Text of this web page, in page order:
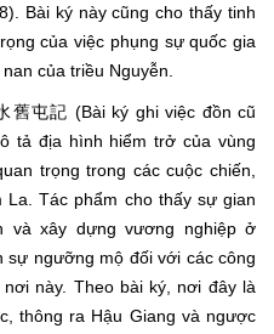
Bài ký này cũng cho thấy tinh
của việc phụng sự quốc gia
của triều Nguyễn.
舊屯記 (Bài ký ghi việc đồn cũ
tả địa hình hiểm trở của vùng
trọng trong các cuộc chiến,
Tác phẩm cho thấy sự gian
và xây dựng vương nghiệp ở
sự ngưỡng mộ đối với các công
này. Theo bài ký, nơi đây là
thông ra Hậu Giang và ngược